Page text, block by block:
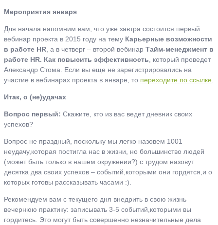
Мероприятия января
Для начала напомним вам, что уже завтра состоится первый
вебинар проекта в 2015 году на тему Карьерные возможности
в работе HR , а в четверг – второй вебинар Тайм-менеджмент в
работе HR. Как повысить эффективность , который проведет
Александр Стома. Если вы еще не зарегистрировались на
участие в вебинарах проекта в январе, то переходите по ссылке
Итак, о (не)удачах
Вопрос первый: Скажите, кто из вас ведет дневник своих
успехов?
Вопрос не праздный, поскольку мы легко назовем 1001
неудачу,которая постигла нас в жизни, но большинство людей
(может быть только в нашем окружении?) с трудом назовут
десятка два своих успехов – событий,которыми они гордятся,и о
которых готовы рассказывать часами :).
Рекомендуем вам с текущего дня внедрить в свою жизнь
вечернюю практику: записывать 3-5 событий,которыми вы
гордитесь. Это могут быть совершенно незначительные дела